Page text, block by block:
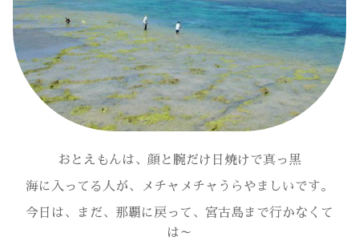
おとえもんは、顔と腕だけ日焼けで真っ黒
海に入ってる人が、メチャメチャうらやましいです。
今日は、まだ、那覇に戻って、宮古島まで行かなくて
は～